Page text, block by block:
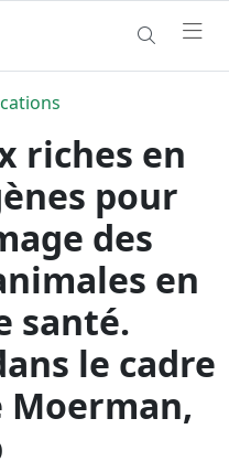
riches en
pour
des
en
santé.
le cadre
Moerman,